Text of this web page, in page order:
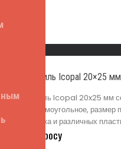
профиль Icopal 20×25
профиль Icopal 20x25 мм
- прямоугольное, размер
каучука и различных
Цена по запросу